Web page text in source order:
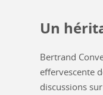
Un
Bertrand
effervescente
discussions